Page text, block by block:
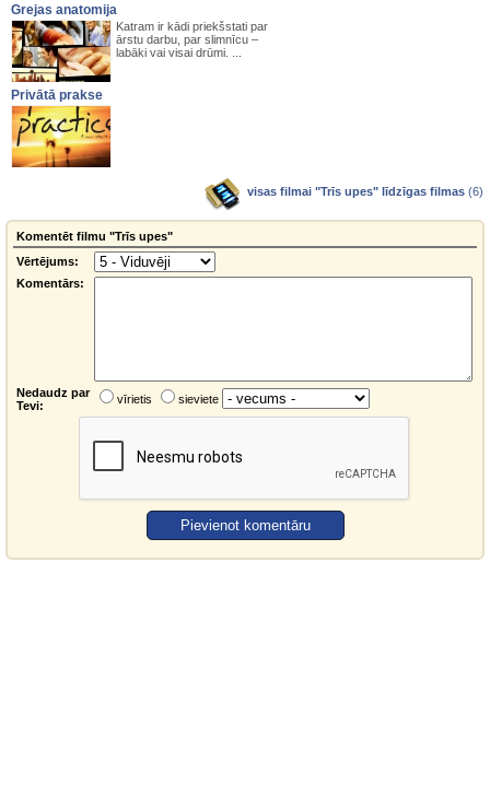
Grejas anatomija
Katram ir kādi priekšstati par
ārstu darbu, par slimnīcu –
labāki vai visai drūmi. ...
Privātā prakse
visas filmai "Trīs upes" līdzīgas filmas (6)
Komentēt filmu "Trīs upes"
Vērtējums:
Komentārs:
Nedaudz par
Tevi:
vīrietis sieviete